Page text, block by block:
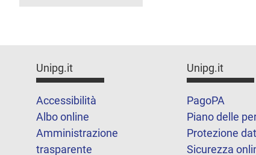
Unipg.it
Accessibilità
Albo online
Amministrazione
trasparente
Unipg.it
PagoPA
Piano delle
Protezione
Sicurezza